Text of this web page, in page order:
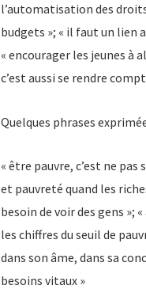
l’automatisation des
budgets »; « il faut un lien
« encourager les jeunes à
c’est aussi se rendre
Quelques phrases
« être pauvre, c’est ne
et pauvreté quand les
besoin de voir des gens »;
les chiffres du seuil de
dans son âme, dans sa
besoins vitaux »